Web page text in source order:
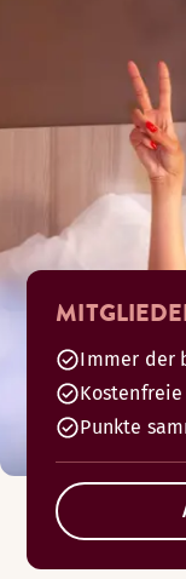
Immer der
Punkte